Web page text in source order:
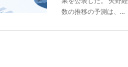
数の推移の予測は、…